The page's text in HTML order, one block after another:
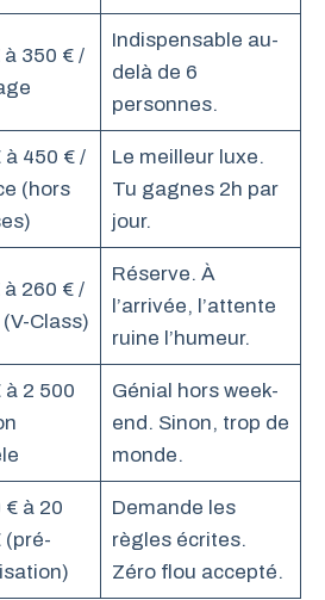
à 350 € /
Indispensable au-
delà de 6
personnes.
à 450 € /
(hors
Le meilleur luxe.
Tu gagnes 2h par
jour.
à 260 € /
Class)
Réserve. À
l’arrivée, l’attente
ruine l’humeur.
à 2 500
Génial hors week-
end. Sinon, trop de
monde.
€ à 20
(pré-
Demande les
règles écrites.
Zéro flou accepté.